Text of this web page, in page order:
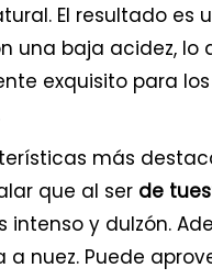
El resultado es
una baja acidez, lo
exquisito para
más
que al ser de
intenso y dulzón.
nuez. Puede